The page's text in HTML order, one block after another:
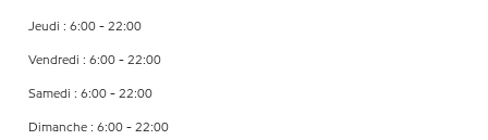
Jeudi : 6:00 - 22:00
Vendredi : 6:00 - 22:00
Samedi : 6:00 - 22:00
Dimanche : 6:00 - 22:00